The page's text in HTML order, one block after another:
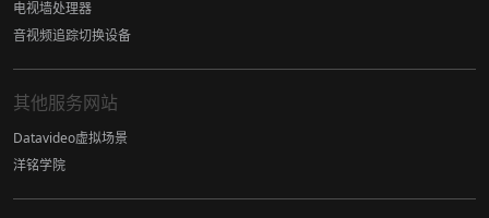
电视墙处理器
音视频追踪切换设备
其他服务网站
Datavideo虚拟场景
洋铭学院